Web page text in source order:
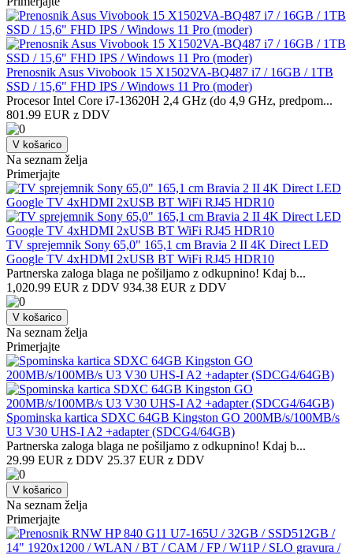
Prenosnik Asus Vivobook 15 X1502VA-BQ487 i7 / 16GB / 1TB
SSD / 15,6" FHD IPS / Windows 11 Pro (moder)
Procesor Intel Core i7-13620H 2,4 GHz (do 4,9 GHz, predpom...
801.99 EUR z DDV
V košarico
Na seznam želja
Primerjajte
TV sprejemnik Sony 65,0" 165,1 cm Bravia 2 II 4K Direct LED
Google TV 4xHDMI 2xUSB BT WiFi RJ45 HDR10
Partnerska zaloga blaga ne pošiljamo z odkupnino! ​Kdaj b...
1,020.99 EUR z DDV 934.38 EUR z DDV
V košarico
Na seznam želja
Primerjajte
Spominska kartica SDXC 64GB Kingston GO 200MB/s/100MB/s
U3 V30 UHS-I A2 +adapter (SDCG4/64GB)
Partnerska zaloga blaga ne pošiljamo z odkupnino! ​Kdaj b...
29.99 EUR z DDV 25.37 EUR z DDV
V košarico
Na seznam želja
Primerjajte